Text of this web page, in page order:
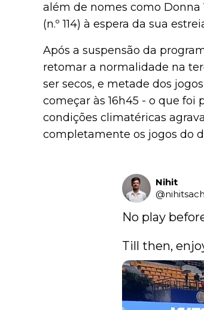
além de nomes como Donna
(n.º 114) à espera da sua
Após a suspensão da
retomar a normalidade na
ser secos, e metade dos
começar às 16h45 - o que foi
condições climatéricas
completamente os jogos do
Nihit
@
No play
Till then,